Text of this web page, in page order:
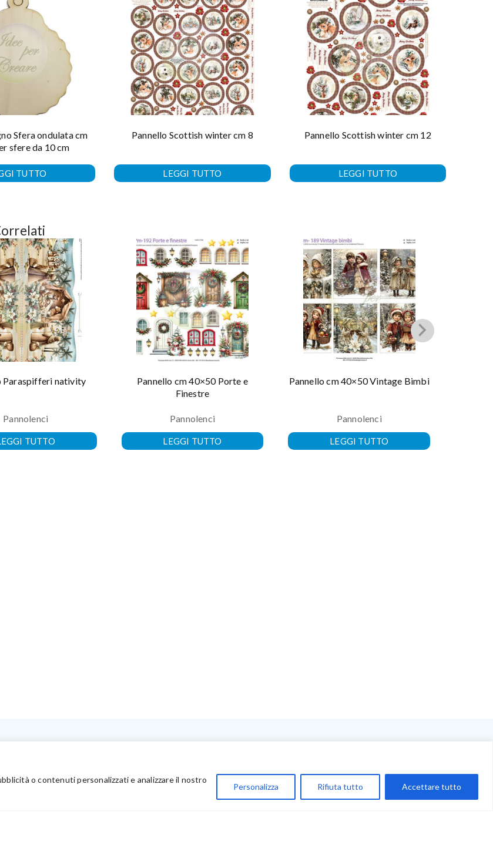
o contenuti personalizzati e analizzare il nostro
Personalizza Rifiuta tutto Accettare tutto
Sfera ondulata cm
sfere da 10 cm
TUTTO
Pannello Scottish winter cm 8
LEGGI TUTTO
Pannello Scottish winter cm 12
LEGGI TUTTO
Paraspifferi nativity
Pannolenci
TUTTO
Pannello cm 40×50 Porte e
Finestre
Pannolenci
LEGGI TUTTO
Pannello cm 40×50 Vintage Bimbi
Pannolenci
LEGGI TUTTO
Siamo
My Account
Carrello